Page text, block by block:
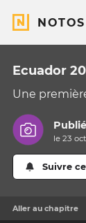
NOTOS
Ecuador
Une
le 23
Suivre
Aller au chapitre